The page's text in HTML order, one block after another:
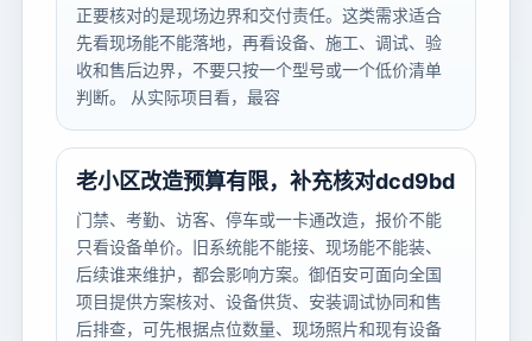
正要核对的是现场边界和交付责任。这类需求适合
先看现场能不能落地，再看设备、施工、调试、验
收和售后边界，不要只按一个型号或一个低价清单
判断。 从实际项目看，最容
老小区改造预算有限，补充核对dcd9bd
门禁、考勤、访客、停车或一卡通改造，报价不能
只看设备单价。旧系统能不能接、现场能不能装、
后续谁来维护，都会影响方案。御佰安可面向全国
项目提供方案核对、设备供货、安装调试协同和售
后排查，可先根据点位数量、现场照片和现有设备